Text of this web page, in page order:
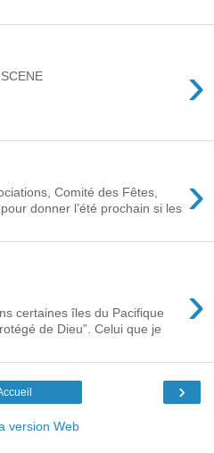
›
l’ART SCENE
›
Comité des Fêtes,
donner l’été prochain si les
›
certaines îles du Pacifique
de Dieu”. Celui que je
›
version Web